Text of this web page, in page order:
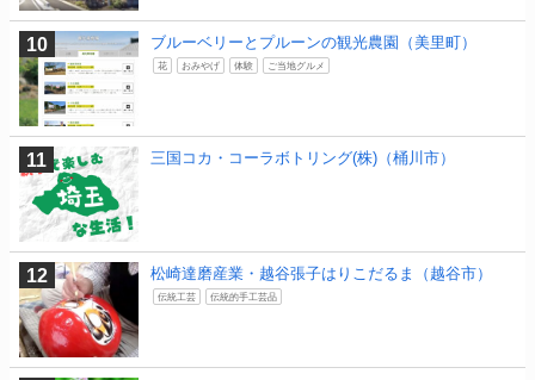
ブルーベリーとプルーンの観光農園（美里町）
花 おみやげ 体験 ご当地グルメ
三国コカ・コーラボトリング(株)（桶川市）
松崎達磨産業・越谷張子はりこだるま（越谷市）
伝統工芸 伝統的手工芸品